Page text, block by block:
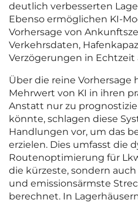
deutlich verbesserten
Ebenso ermöglichen KI-
Vorhersage von
Verkehrsdaten,
Verzögerungen in Echtzeit
Über die reine Vorhersage
Mehrwert von KI in ihren
Anstatt nur zu
könnte, schlagen diese
Handlungen vor, um das
erzielen. Dies umfasst die
Routenoptimierung für
die kürzeste, sondern
und emissionsärmste
berechnet. In